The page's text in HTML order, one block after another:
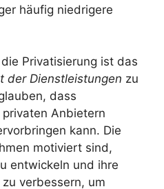
häufig niedrigere
Privatisierung ist das
der Dienstleistungen zu
dass
Anbietern
kann. Die
motiviert sind,
entwickeln und ihre
verbessern, um